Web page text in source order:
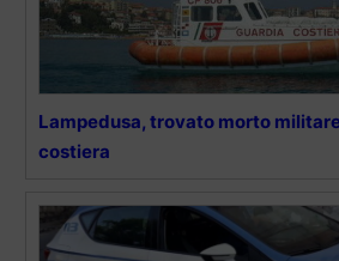
Lampedusa, trovato morto
costiera